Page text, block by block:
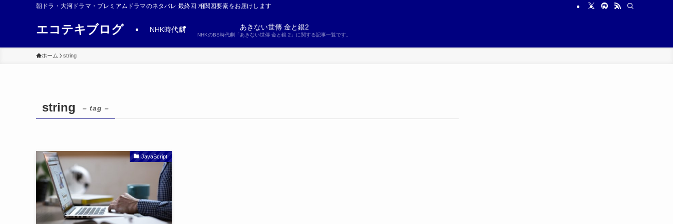
朝ドラ・大河ドラマ・プレミアムドラマのネタバレ 最終回 相関図要素をお届けします
エコテキブログ NHK時代劇 あきない世傳 金と銀2
NHKのBS時代劇「あきない世傳 金と銀 2」に関する記事一覧です。
ホーム string
string – tag –
JavaScript